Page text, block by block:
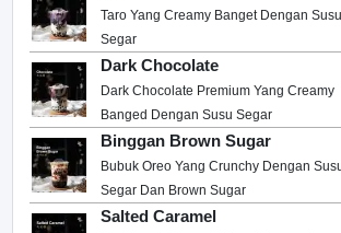
Taro Yang Creamy Banget Dengan Susu
Segar
Dark Chocolate
Dark Chocolate Premium Yang Creamy
Banged Dengan Susu Segar
Binggan Brown Sugar
Bubuk Oreo Yang Crunchy Dengan
Segar Dan Brown Sugar
Salted Caramel